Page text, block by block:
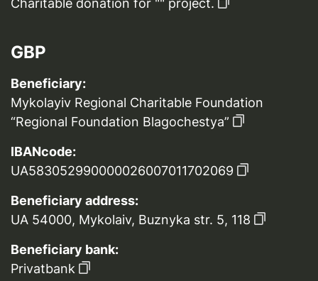
Charitable donation for "" project.
GBP
Beneficiary:
Mykolayiv Regional Charitable Foundation
“Regional Foundation Blagochestya”
IBANcode:
UA583052990000026007011702069
Beneficiary address:
UA 54000, Mykolaiv, Buznyka str. 5, 118
Beneficiary bank:
Privatbank